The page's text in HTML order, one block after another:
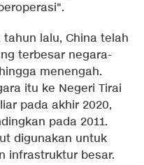
lalu, China telah
terbesar negara-
menengah.
itu ke Negeri Tirai
pada akhir 2020,
pada 2011.
digunakan untuk
infrastruktur besar.